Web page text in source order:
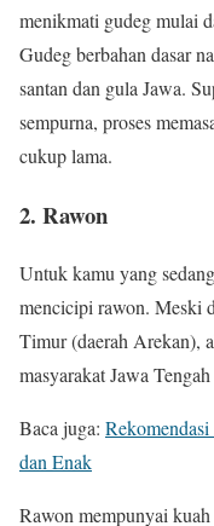
menikmati gudeg mulai
Gudeg berbahan dasar
santan dan gula Jawa.
sempurna, proses
cukup lama.
2. Rawon
Untuk kamu yang
mencicipi rawon. Meski
Timur (daerah Arekan),
masyarakat Jawa
Baca juga:
dan Enak
Rawon mempunyai